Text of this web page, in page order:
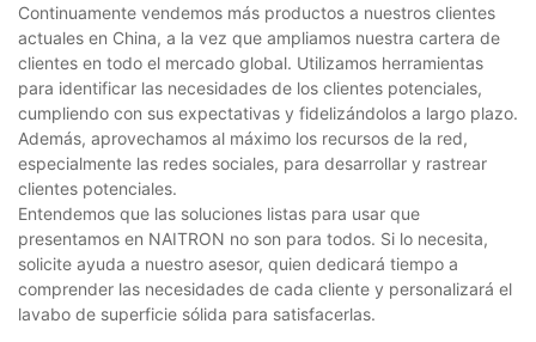
Continuamente vendemos más productos a nuestros clientes
actuales en China, a la vez que ampliamos nuestra cartera de
clientes en todo el mercado global. Utilizamos herramientas
para identificar las necesidades de los clientes potenciales,
cumpliendo con sus expectativas y fidelizándolos a largo plazo.
Además, aprovechamos al máximo los recursos de la red,
especialmente las redes sociales, para desarrollar y rastrear
clientes potenciales.
Entendemos que las soluciones listas para usar que
presentamos en NAITRON no son para todos. Si lo necesita,
solicite ayuda a nuestro asesor, quien dedicará tiempo a
comprender las necesidades de cada cliente y personalizará el
lavabo de superficie sólida para satisfacerlas.